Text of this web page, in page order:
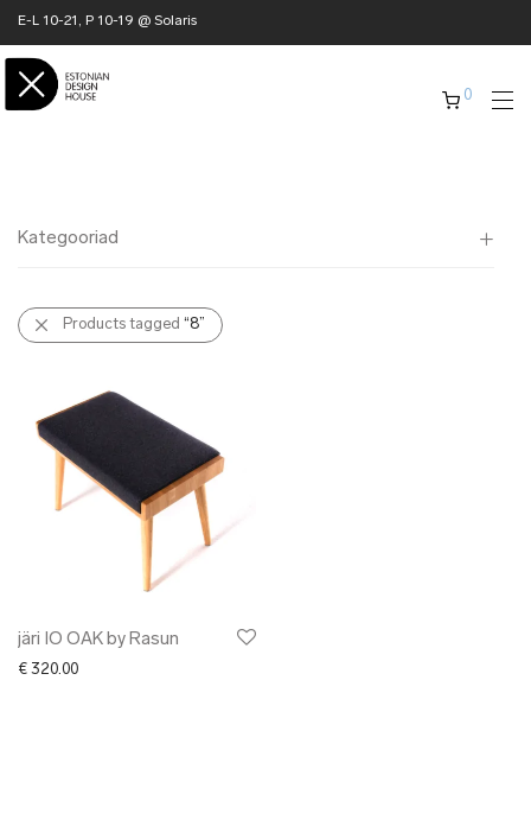
E-L 10-21, P 10-19 @ Solaris
0
Kategooriad
Kõik
✖ KODU
✖ AKSESSUAARID
✖ KINGITUSED
✖ ONLY @ EDH
✖ MUU
Products tagged “8”
järi IO OAK by Rasun
€ 320.00